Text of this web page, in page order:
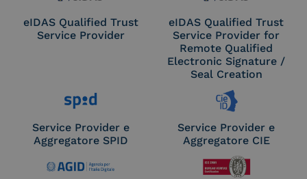
eIDAS Qualified Trust
Service Provider
eIDAS Qualified Trust
Service Provider for
Remote Qualified
Electronic Signature /
Seal Creation
Service Provider e
Aggregatore SPID
Service Provider e
Aggregatore CIE